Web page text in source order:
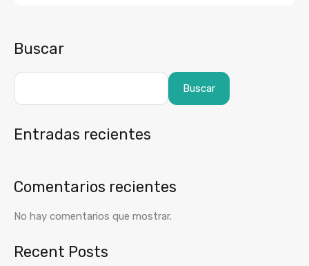
Buscar
Buscar
Entradas recientes
Comentarios recientes
No hay comentarios que mostrar.
Recent Posts